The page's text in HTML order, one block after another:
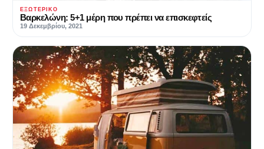
ΕΞΩΤΕΡΙΚΌ
Βαρκελώνη: 5+1 μέρη που πρέπει να επισκεφτείς
19 Δεκεμβρίου, 2021